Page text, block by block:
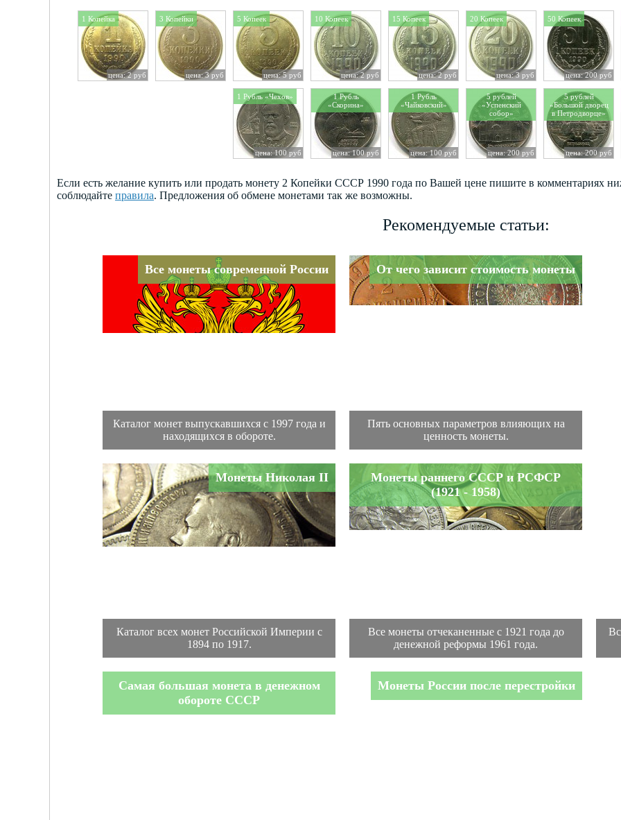
1 Копейка
цена: 2 руб
3 Копейки
цена: 3 руб
5 Копеек
цена: 5 руб
10 Копеек
цена: 2 руб
15 Копеек
цена: 2 руб
20 Копеек
цена: 3 руб
50 Копеек
цена: 200 руб
1 Рубль «Чехов»
цена: 100 руб
1 Рубль
«Скорина»
цена: 100 руб
1 Рубль
«Чайковский»
цена: 100 руб
5 рублей
«Успенский
собор»
цена: 200 руб
5 рублей
«Большой дворец
в Петродворце»
цена: 200 руб
Если есть желание купить или продать монету 2 Копейки СССР 1990 года по Вашей цене пишите в комментариях
соблюдайте правила. Предложения об обмене монетами так же возможны.
Рекомендуемые статьи:
Все монеты современной России
Каталог монет выпускавшихся с 1997 года и
находящихся в обороте.
От чего зависит стоимость монеты
Пять основных параметров влияющих на
ценность монеты.
Монеты Николая II
Каталог всех монет Российской Империи с
1894 по 1917.
Монеты раннего СССР и РСФСР
(1921 - 1958)
Все монеты отчеканенные с 1921 года до
денежной реформы 1961 года.
Самая большая монета в денежном
обороте СССР
Монеты России после перестройки